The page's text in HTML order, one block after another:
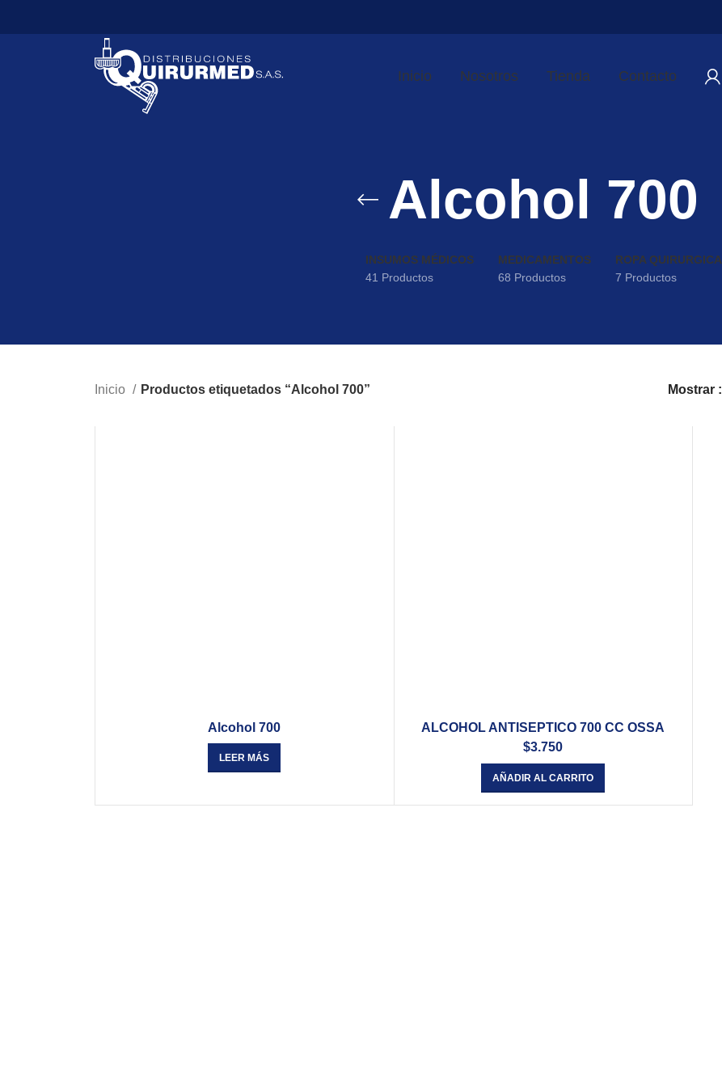
Inicio Nosotros Tienda Contacto
Alcohol 700
INSUMOS MÉDICOS
41 Productos
MEDICAMENTOS
68 Productos
ROPA QUIRURGICA
7 Productos
Inicio Productos etiquetados “Alcohol 700” Mostrar
Alcohol 700
LEER MÁS
ALCOHOL ANTISEPTICO 700 CC OSSA
$3.750
AÑADIR AL CARRITO